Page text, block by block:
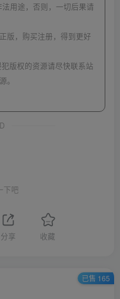
用途，否则，一切后果请
版，购买注册，得到更好
版权的资源请尽快联系站
。
下吧
分享 收藏
已售 165